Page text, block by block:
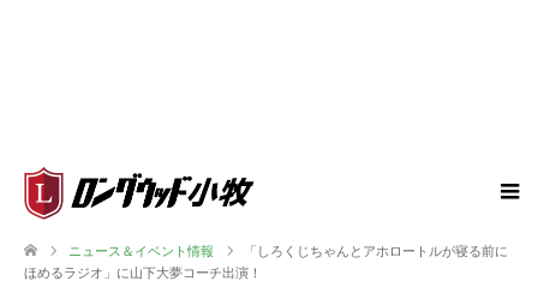
ニュース＆イベント情報
「しろくじちゃんとアホロートルが寝る前に
ほめるラジオ」に山下大夢コーチ出演！